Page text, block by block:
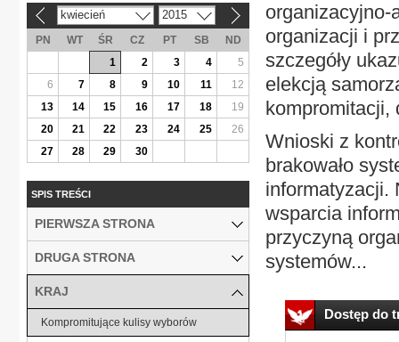
organizacyjno-
organizacji i
szczegóły
elekcją
kompromitacji,
Wnioski z
brakowało
informatyzacji.
wsparcia
przyczyną
systemów...
Dostęp do
kwiecień 2015
PN WT ŚR CZ PT SB
ND
1
2 3 4
5
6
7 8 9 10 11
12
13
14 15 16 17 18
19
20
21 22 23 24 25
26
27
28 29 30
SPIS TREŚCI
PIERWSZA STRONA
DRUGA STRONA
KRAJ
Kompromitujące kulisy wyborów